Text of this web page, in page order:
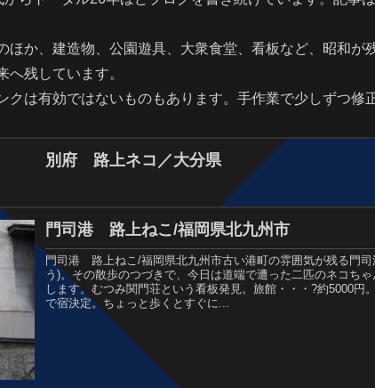
ほか、建造物、公園遊具、大衆食堂、看板など、昭和が
へ残しています。
は有効ではないものもあります。手作業で少しずつ修正
別府 路上ネコ／大分県
門司港 路上ねこ/福岡県北九州市
門司港 路上ねこ/福岡県北九州市古い港町の雰囲気が残る門司
う)。その散歩のつづきで、今日は道端で遭った二匹のネコち
します。むつみ関門荘という看板発見。旅館・・・?約5000円
で宿決定。ちょっと歩くとすぐに...